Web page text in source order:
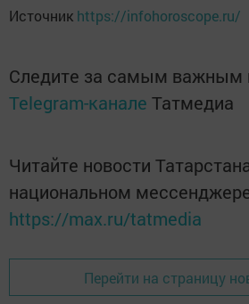
Источник https://infohoroscope.ru/
Следите за самым важным
Telegram-канале Татмедиа
Читайте новости
национальном
https://max.ru/tatmedia
Перейти на страницу